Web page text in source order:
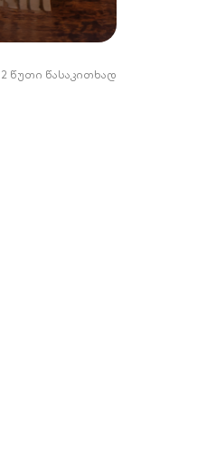
2 წუთი წასაკითხად